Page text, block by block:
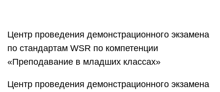
Центр проведения демонстрационного экзамена
по стандартам WSR по компетенции
«Преподавание в младших классах»
Центр проведения демонстрационного экзамена